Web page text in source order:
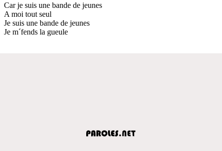
Car je suis une bande de jeunes
A moi tout seul
Je suis une bande de jeunes
Je m´fends la gueule